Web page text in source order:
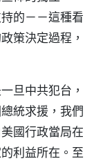
的－－這種看
策決定過程，
旦中共犯台，
統求援，我們
國行政當局在
利益所在。至